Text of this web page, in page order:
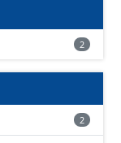
aux
Il est filtré au-
aux SCI.
2
2